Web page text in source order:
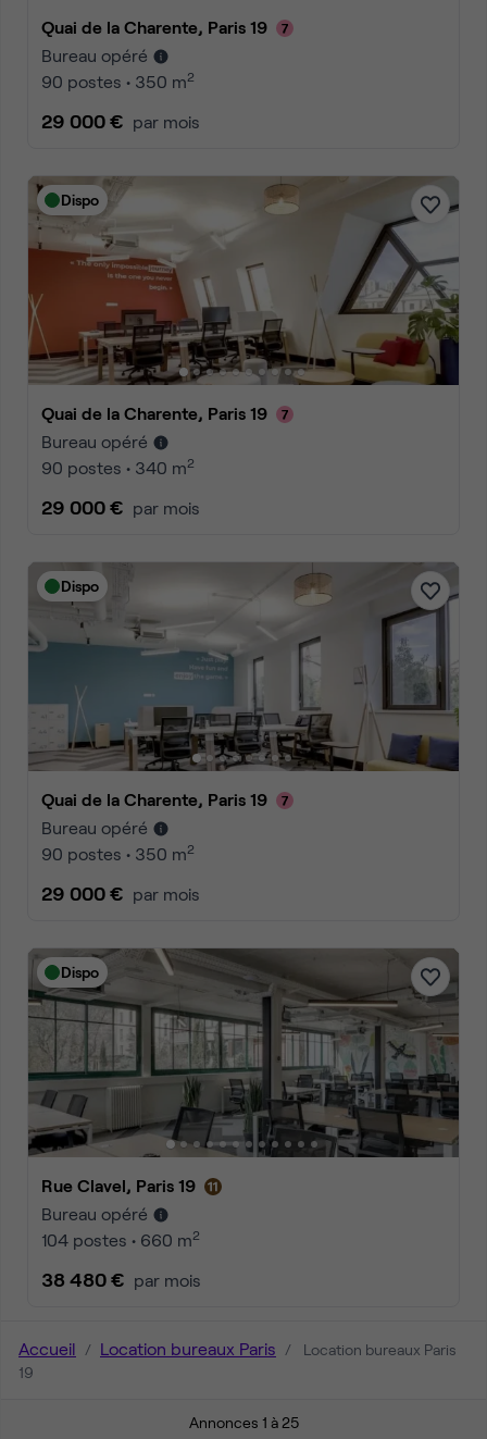
Quai de la Charente, Paris 19
Bureau opéré
90 postes • 350 m2
29 000 € par mois
Dispo
Quai de la Charente, Paris 19
Bureau opéré
90 postes • 340 m2
29 000 € par mois
Dispo
Quai de la Charente, Paris 19
Bureau opéré
90 postes • 350 m2
29 000 € par mois
Dispo
Rue Clavel, Paris 19
Bureau opéré
104 postes • 660 m2
38 480 € par mois
Accueil Location bureaux Paris
Location bureaux Paris
19
Annonces 1 à 25